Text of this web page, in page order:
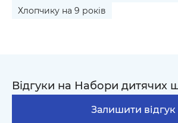
Хлопчику на 9 років
Відгуки на Набори дитячих
Залишити відгук